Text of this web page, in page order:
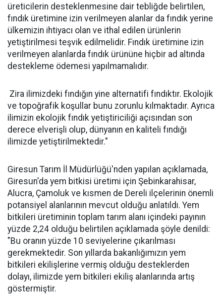
üreticilerin desteklenmesine dair tebliğde belirtilen,
fındık üretimine izin verilmeyen alanlar da fındık yerine
ülkemizin ihtiyacı olan ve ithal edilen ürünlerin
yetiştirilmesi teşvik edilmelidir. Fındık üretimine izin
verilmeyen alanlarda fındık ürününe hiçbir ad altında
destekleme ödemesi yapılmamalıdır.
Zira ilimizdeki fındığın yine alternatifi fındıktır. Ekolojik
ve topoğrafik koşullar bunu zorunlu kılmaktadır. Ayrıca
ilimizin ekolojik fındık yetiştiriciliği açısından son
derece elverişli olup, dünyanın en kaliteli fındığı
ilimizde yetiştirilmektedir."
Giresun Tarım İl Müdürlüğü'nden yapılan açıklamada,
Giresun'da yem bitkisi üretimi için Şebinkarahisar,
Alucra, Çamoluk ve kısmen de Dereli ilçelerinin önemli
potansiyel alanlarının mevcut olduğu anlatıldı. Yem
bitkileri üretiminin toplam tarım alanı içindeki payının
yüzde 2,24 olduğu belirtilen açıklamada şöyle denildi:
"Bu oranın yüzde 10 seviyelerine çıkarılması
gerekmektedir. Son yıllarda bakanlığımızın yem
bitkileri ekilişlerine vermiş olduğu desteklerden
dolayı, ilimizde yem bitkileri ekiliş alanlarında artış
göstermiştir.